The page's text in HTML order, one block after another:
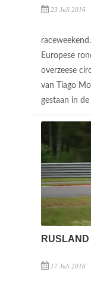
23 Juli 2016
Europese
overzeese
van Tiago
gestaan in de
RUSLAND
17 Juli 2016